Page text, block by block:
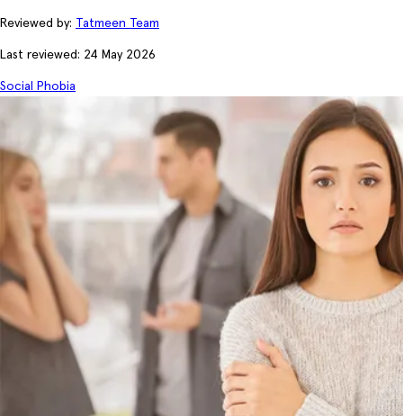
Reviewed by: Tatmeen Team
Last reviewed: 24 May 2026
Social Phobia